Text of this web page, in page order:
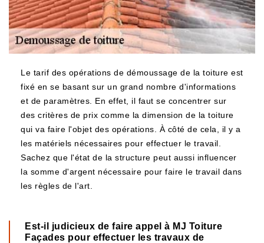
Le tarif des opérations de démoussage de la toiture est
fixé en se basant sur un grand nombre d'informations
et de paramètres. En effet, il faut se concentrer sur
des critères de prix comme la dimension de la toiture
qui va faire l'objet des opérations. À côté de cela, il y a
les matériels nécessaires pour effectuer le travail.
Sachez que l'état de la structure peut aussi influencer
la somme d'argent nécessaire pour faire le travail dans
les règles de l'art.
Est-il judicieux de faire appel à MJ Toiture
Façades pour effectuer les travaux de